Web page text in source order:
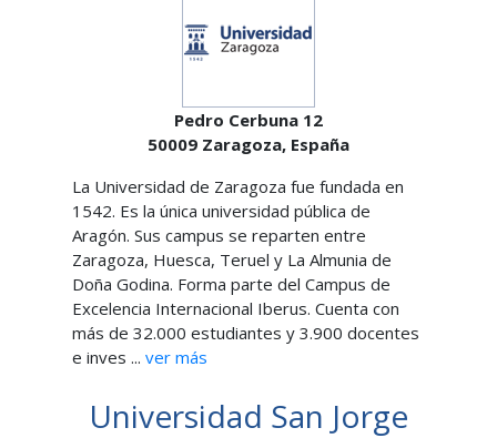
Pedro Cerbuna 12
50009 Zaragoza, España
La Universidad de Zaragoza fue fundada en
1542. Es la única universidad pública de
Aragón. Sus campus se reparten entre
Zaragoza, Huesca, Teruel y La Almunia de
Doña Godina. Forma parte del Campus de
Excelencia Internacional Iberus. Cuenta con
más de 32.000 estudiantes y 3.900 docentes
e inves ... ver más
Universidad San Jorge